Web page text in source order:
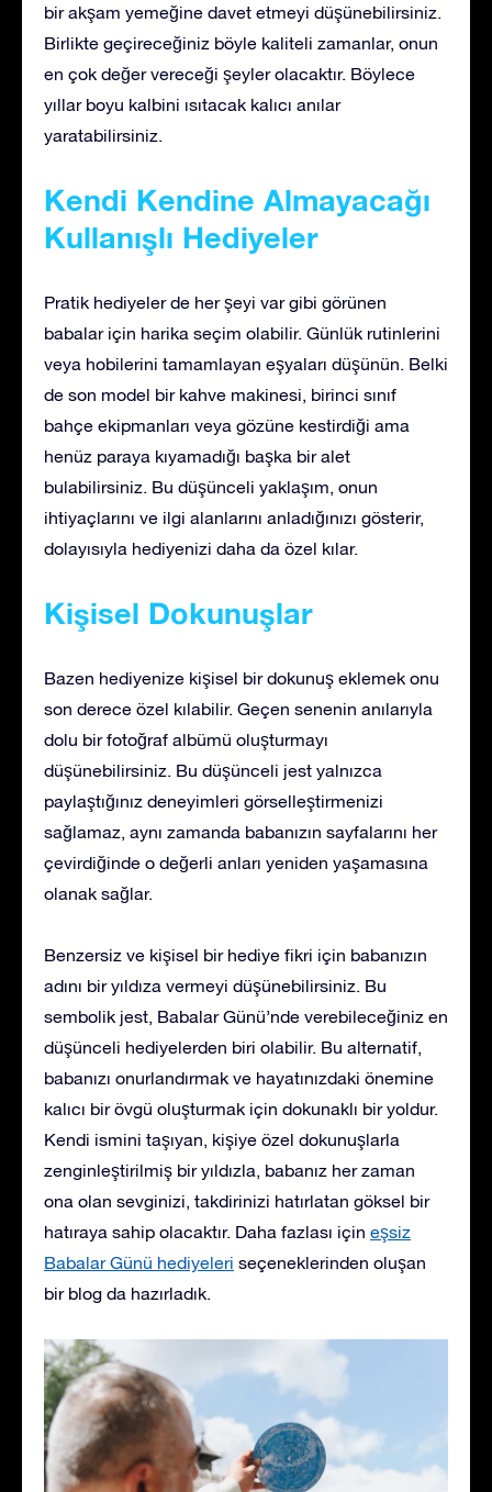
bir akşam yemeğine davet etmeyi düşünebilirsiniz.
Birlikte geçireceğiniz böyle kaliteli zamanlar, onun
en çok değer vereceği şeyler olacaktır. Böylece
yıllar boyu kalbini ısıtacak kalıcı anılar
yaratabilirsiniz.
Kendi Kendine Almayacağı
Kullanışlı Hediyeler
Pratik hediyeler de her şeyi var gibi görünen
babalar için harika seçim olabilir. Günlük rutinlerini
veya hobilerini tamamlayan eşyaları düşünün. Belki
de son model bir kahve makinesi, birinci sınıf
bahçe ekipmanları veya gözüne kestirdiği ama
henüz paraya kıyamadığı başka bir alet
bulabilirsiniz. Bu düşünceli yaklaşım, onun
ihtiyaçlarını ve ilgi alanlarını anladığınızı gösterir,
dolayısıyla hediyenizi daha da özel kılar.
Kişisel Dokunuşlar
Bazen hediyenize kişisel bir dokunuş eklemek onu
son derece özel kılabilir. Geçen senenin anılarıyla
dolu bir fotoğraf albümü oluşturmayı
düşünebilirsiniz. Bu düşünceli jest yalnızca
paylaştığınız deneyimleri görselleştirmenizi
sağlamaz, aynı zamanda babanızın sayfalarını her
çevirdiğinde o değerli anları yeniden yaşamasına
olanak sağlar.
Benzersiz ve kişisel bir hediye fikri için babanızın
adını bir yıldıza vermeyi düşünebilirsiniz. Bu
sembolik jest, Babalar Günü’nde verebileceğiniz en
düşünceli hediyelerden biri olabilir. Bu alternatif,
babanızı onurlandırmak ve hayatınızdaki önemine
kalıcı bir övgü oluşturmak için dokunaklı bir yoldur.
Kendi ismini taşıyan, kişiye özel dokunuşlarla
zenginleştirilmiş bir yıldızla, babanız her zaman
ona olan sevginizi, takdirinizi hatırlatan göksel bir
hatıraya sahip olacaktır. Daha fazlası için eşsiz
Babalar Günü hediyeleri seçeneklerinden oluşan
bir blog da hazırladık.